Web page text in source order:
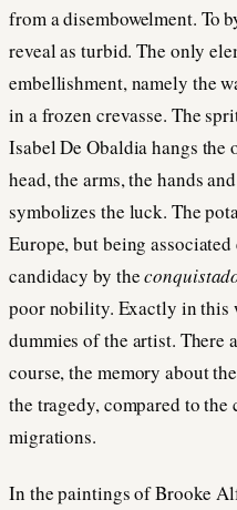
from a disembowelment. To
reveal as turbid. The only
embellishment, namely the
in a frozen crevasse. The
Isabel De Obaldia hangs the
head, the arms, the hands
symbolizes the luck. The
Europe, but being
candidacy by the
poor nobility. Exactly in this
dummies of the artist. There
course, the memory about
the tragedy, compared to the
migrations.
In the paintings of Brooke